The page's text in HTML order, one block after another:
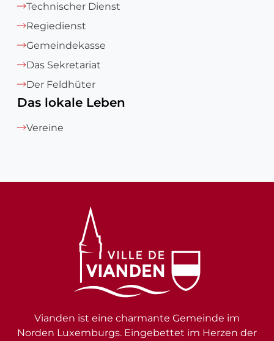
Technischer Dienst
Regiedienst
Gemeindekasse
Das Sekretariat
Der Feldhüter
Das lokale Leben
Vereine
Vianden ist eine charmante Gemeinde im
Norden Luxemburgs. Eingebettet im Herzen der